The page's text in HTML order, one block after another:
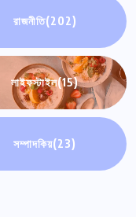
রাজনীতি(202)
লাইফস্টাইল(15)
সম্পাদকিয়(23)